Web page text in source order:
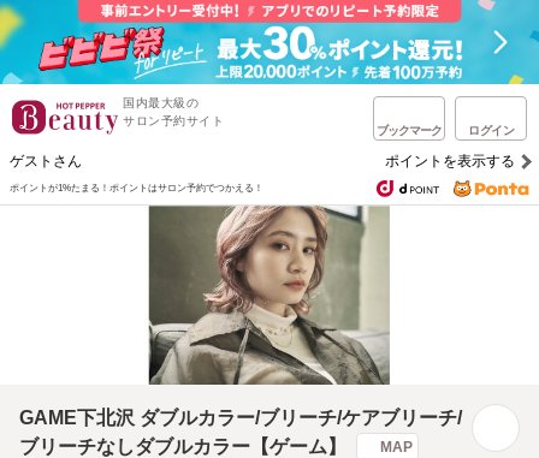
国内最大級の
サロン予約サイト
ブックマーク ログイン
ゲストさん ポイントを表示する
ポイントが1%たまる！ ポイントはサロン予約でつかえる！
GAME下北沢 ダブルカラー/ブリーチ/ケアブリーチ/
ブリーチなしダブルカラー【ゲーム】
MAP